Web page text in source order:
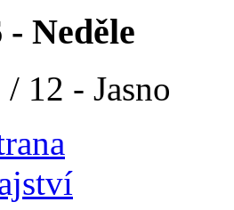
- Neděle
12 - Jasno